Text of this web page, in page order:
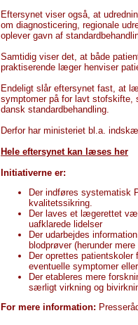
Eftersynet viser også, at
om diagnosticering, regionale
oplever gavn af
Samtidig viser det, at både
praktiserende læger henviser
Endeligt slår eftersynet fast, at
symptomer på for lavt stofskifte,
dansk standardbehandling.
Derfor har ministeriet bl.a.
Hele eftersynet kan læses her
Initiativerne er:
Der indføres systematisk
kvalitetssikring.
Der laves et lægerettet
uafklarede lidelser
Der udarbejdes
blodprøver (herunder
Der oprettes
eventuelle symptomer
Der etableres mere
særligt virkning og
For mere information: